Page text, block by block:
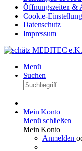
Öffnungszeiten &
Cookie-
Datenschutz
Impressum
Menü
Suchen
Mein Konto
Menü schließen
Mein Konto
Anmelden